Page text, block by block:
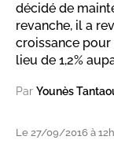
décidé de
revanche, il a
croissance pour
lieu de 1,2%
Par Younès
Le 27/09/2016 à